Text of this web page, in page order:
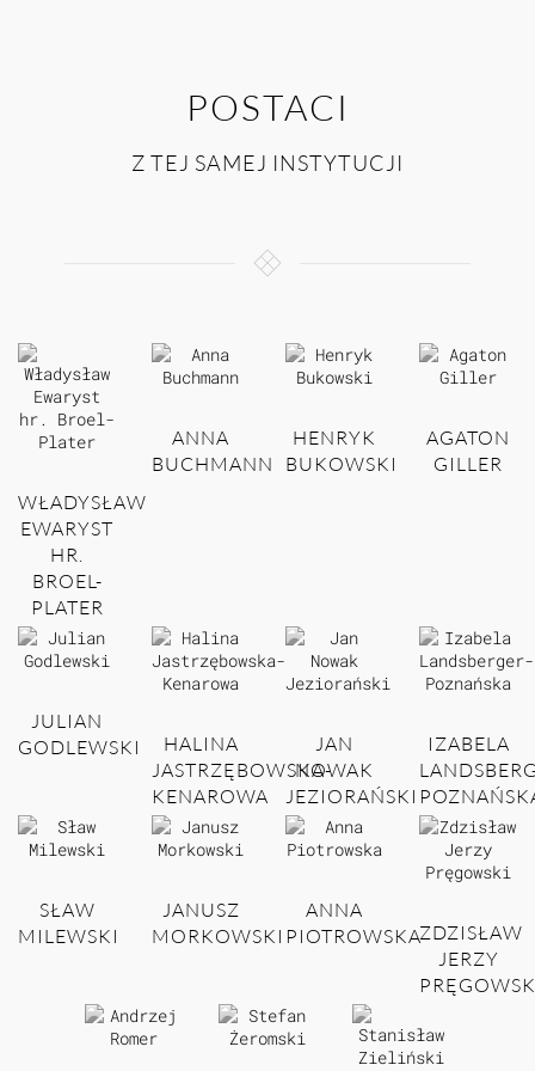
POSTACI
Z TEJ SAMEJ INSTYTUCJI
WŁADYSŁAW
EWARYST
HR.
BROEL-
PLATER
ANNA
BUCHMANN
HENRYK
BUKOWSKI
AGATON
GILLER
JULIAN
GODLEWSKI
HALINA
JASTRZĘBOWSKA-
KENAROWA
JAN
NOWAK
JEZIORAŃSKI
IZABELA
SŁAW
MILEWSKI
JANUSZ
MORKOWSKI
ANNA
PIOTROWSKAZDZISŁAW
JERZY